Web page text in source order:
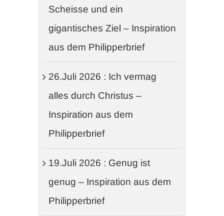
Scheisse und ein
gigantisches Ziel – Inspiration
aus dem Philipperbrief
26.Juli 2026 : Ich vermag
alles durch Christus –
Inspiration aus dem
Philipperbrief
19.Juli 2026 : Genug ist
genug – Inspiration aus dem
Philipperbrief